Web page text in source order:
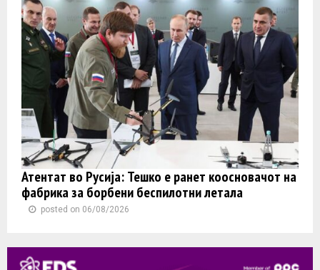
Атентат во Русија: Тешко е ранет коосновачот на
фабрика за борбени беспилотни летала
posted on 06/08/2026